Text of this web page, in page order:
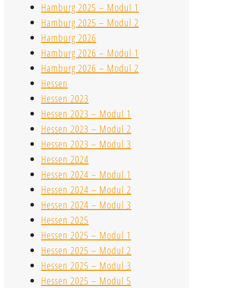
Hamburg 2025 – Modul 1
Hamburg 2025 – Modul 2
Hamburg 2026
Hamburg 2026 – Modul 1
Hamburg 2026 – Modul 2
Hessen
Hessen 2023
Hessen 2023 – Modul 1
Hessen 2023 – Modul 2
Hessen 2023 – Modul 3
Hessen 2024
Hessen 2024 – Modul 1
Hessen 2024 – Modul 2
Hessen 2024 – Modul 3
Hessen 2025
Hessen 2025 – Modul 1
Hessen 2025 – Modul 2
Hessen 2025 – Modul 3
Hessen 2025 – Modul 5